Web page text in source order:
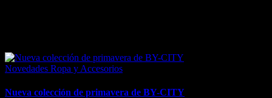
Novedades Ropa y Accesorios
Nueva colección de primavera de BY-CITY